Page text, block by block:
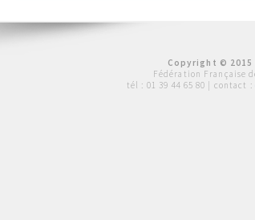
Copyright © 2015
Fédération Française
tél : 01 39 44 65 80 | contact :